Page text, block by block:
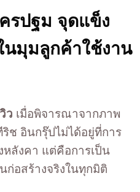
รปฐม จุดแข็ง
นมุมลูกค้าใช้งาน
ว เมื่อพิจารณาจากภาพ
ช อินกรุ๊ปไม่ได้อยู่ที่การ
หลังคา แต่คือการเป็น
ก่อสร้างจริงในทุกมิติ